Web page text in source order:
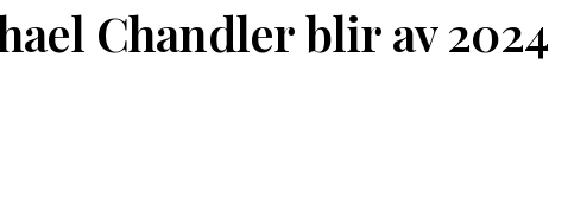
Chandler blir av 2024